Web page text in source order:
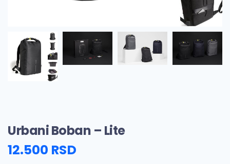
Urbani Boban – Lite
12.500 RSD